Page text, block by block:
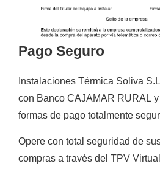
Pago Seguro
Instalaciones Térmica Soliva
con Banco CAJAMAR RURAL y
formas de pago totalmente
Opere con total seguridad de
compras a través del TPV